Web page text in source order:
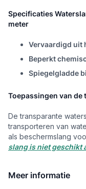
Specificaties
meter
Vervaardigd uit
Beperkt
Spiegelgladde
Toepassingen van
De transparante
transporteren van
als beschermslang
slang is niet geschikt
Meer informatie